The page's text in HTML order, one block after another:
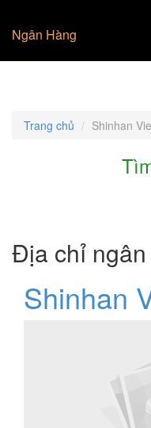
Ngân Hàng
Trang chủ Shinhan
Địa chỉ
Shinhan